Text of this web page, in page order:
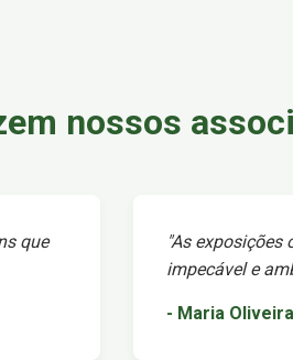
nossos
que
"As
impecável e
- Maria